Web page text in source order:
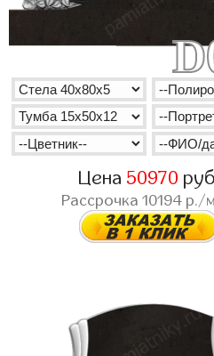
Цена 50970
Рассрочка10194 р./